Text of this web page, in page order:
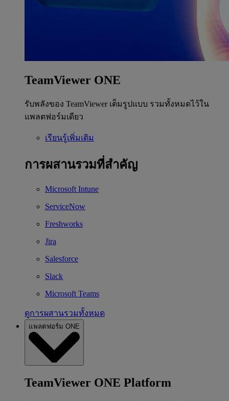
TeamViewer ONE
รับพลังของ TeamViewer เต็มรูปแบบ รวมทั้งหมดไว้ใน
แพลตฟอร์มเดียว
เรียนรู้เพิ่มเติม
การผสานรวมที่สำคัญ
Microsoft Intune
ServiceNow
Freshworks
Jira
Salesforce
Slack
Microsoft Teams
ดูการผสานรวมทั้งหมด
แพลตฟอร์ม ONE
TeamViewer ONE Platform